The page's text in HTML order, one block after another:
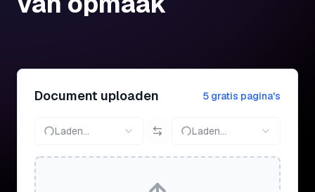
Document uploaden 5 gratis pagina's
Laden... Laden...